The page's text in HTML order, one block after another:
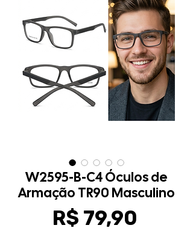
W2595-B-C4 Óculos de
Armação TR90 Masculino
R$ 79,90